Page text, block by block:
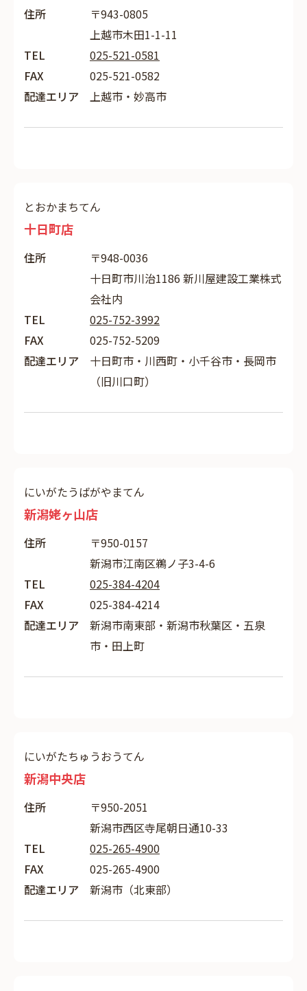
住所
〒943-0805
上越市木田1-1-11
TEL
025-521-0581
FAX
025-521-0582
配達エリア
上越市・妙高市
とおかまちてん
十日町店
住所
〒948-0036
十日町市川治1186 新川屋建設工業株式
会社内
TEL
025-752-3992
FAX
025-752-5209
配達エリア
十日町市・川西町・小千谷市・長岡市
（旧川口町）
にいがたうばがやまてん
新潟姥ヶ山店
住所
〒950-0157
新潟市江南区鵜ノ子3-4-6
TEL
025-384-4204
FAX
025-384-4214
配達エリア
新潟市南東部・新潟市秋葉区・五泉
市・田上町
にいがたちゅうおうてん
新潟中央店
住所
〒950-2051
新潟市西区寺尾朝日通10-33
TEL
025-265-4900
FAX
025-265-4900
配達エリア
新潟市（北東部）